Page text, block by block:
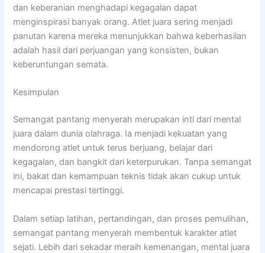
dan keberanian menghadapi kegagalan dapat
menginspirasi banyak orang. Atlet juara sering menjadi
panutan karena mereka menunjukkan bahwa keberhasilan
adalah hasil dari perjuangan yang konsisten, bukan
keberuntungan semata.
Kesimpulan
Semangat pantang menyerah merupakan inti dari mental
juara dalam dunia olahraga. Ia menjadi kekuatan yang
mendorong atlet untuk terus berjuang, belajar dari
kegagalan, dan bangkit dari keterpurukan. Tanpa semangat
ini, bakat dan kemampuan teknis tidak akan cukup untuk
mencapai prestasi tertinggi.
Dalam setiap latihan, pertandingan, dan proses pemulihan,
semangat pantang menyerah membentuk karakter atlet
sejati. Lebih dari sekadar meraih kemenangan, mental juara